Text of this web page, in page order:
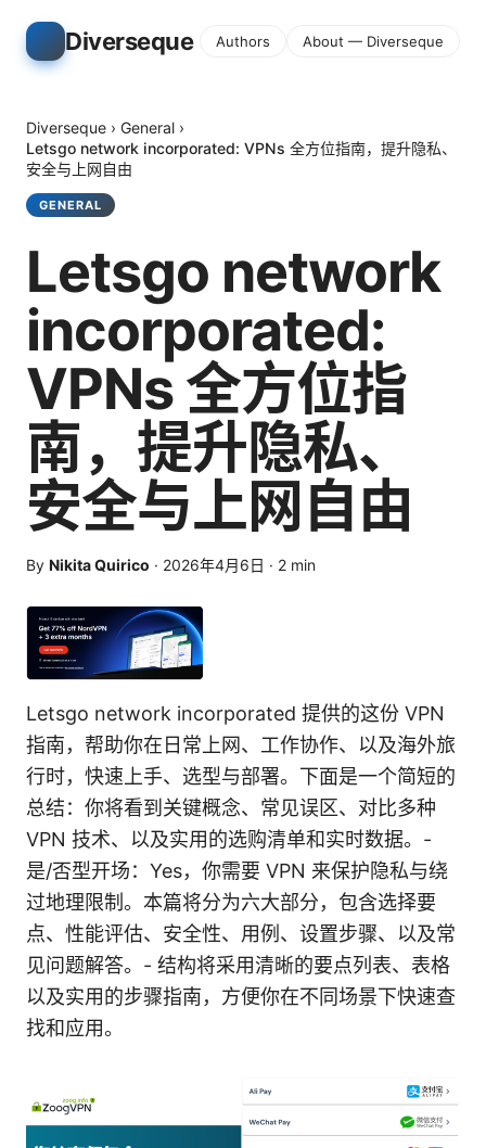
Diverseque Authors About — Diverseque
Diverseque › General ›
Letsgo network incorporated: VPNs 全方位指南，提升隐私、
安全与上网自由
GENERAL
Letsgo network
incorporated:
VPNs 全方位指
南，提升隐私、
安全与上网自由
By Nikita Quirico · 2026年4月6日 · 2 min
Letsgo network incorporated 提供的这份 VPN
指南，帮助你在日常上网、工作协作、以及海外旅
行时，快速上手、选型与部署。下面是一个简短的
总结：你将看到关键概念、常见误区、对比多种
VPN 技术、以及实用的选购清单和实时数据。-
是/否型开场：Yes，你需要 VPN 来保护隐私与绕
过地理限制。本篇将分为六大部分，包含选择要
点、性能评估、安全性、用例、设置步骤、以及常
见问题解答。- 结构将采用清晰的要点列表、表格
以及实用的步骤指南，方便你在不同场景下快速查
找和应用。